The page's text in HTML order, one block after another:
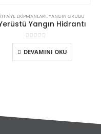
İTFAIYE EKIPMANLARI,YANGIN GRUBU
Yangın Hidrantı
05 üzerinden
DEVAMINI OKU